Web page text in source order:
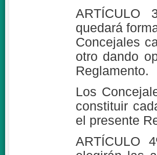
ARTÍCULO
quedará
Concejales
otro dando
Reglamento.
Los
constituir
el presente
ARTÍCULO